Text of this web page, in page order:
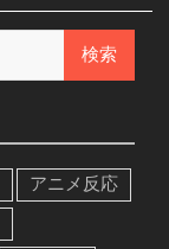
アニメ反応